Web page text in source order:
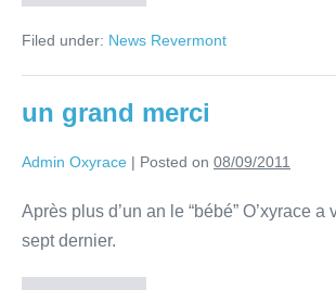
Filed under: News Revermont
un grand merci
Admin Oxyrace | Posted on 08/09/2011
Après plus d’un an le “bébé” O’xyrace
sept dernier.